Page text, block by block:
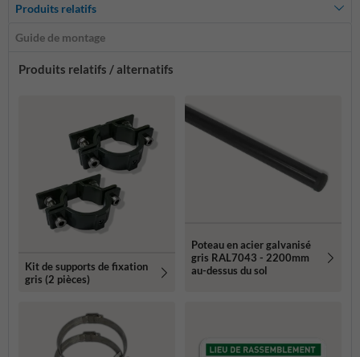
Produits relatifs
Guide de montage
Produits relatifs / alternatifs
Kit de supports de fixation
gris (2 pièces)
Poteau en acier galvanisé
gris RAL7043 - 2200mm
au-dessus du sol